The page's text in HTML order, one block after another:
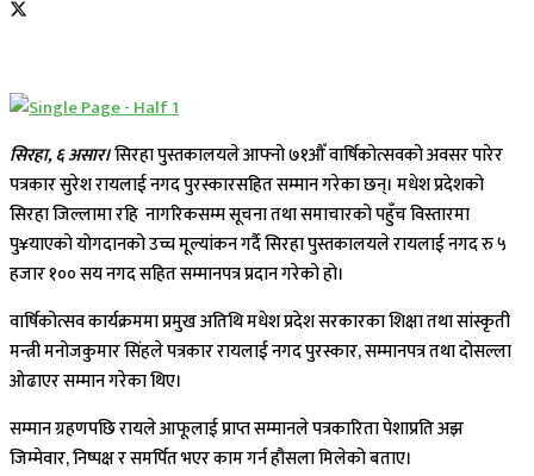
सिरहा, ६ असार।सिरहा पुस्तकालयले आफ्नो ७१औँ वार्षिकोत्सवको अवसर पारेर
पत्रकार सुरेश रायलाई नगद पुरस्कारसहित सम्मान गरेका छन्। मधेश प्रदेशको
सिरहा जिल्लामा रहि नागरिकसम्म सूचना तथा समाचारको पहुँच विस्तारमा
पु¥याएको योगदानको उच्च मूल्यांकन गर्दै सिरहा पुस्तकालयले रायलाई नगद रु ५
हजार १०० सय नगद सहित सम्मानपत्र प्रदान गरेको हो।
वार्षिकोत्सव कार्यक्रममा प्रमुख अतिथि मधेश प्रदेश सरकारका शिक्षा तथा सांस्कृती
मन्त्री मनोजकुमार सिंहले पत्रकार रायलाई नगद पुरस्कार, सम्मानपत्र तथा दोसल्ला
ओढाएर सम्मान गरेका थिए।
सम्मान ग्रहणपछि रायले आफूलाई प्राप्त सम्मानले पत्रकारिता पेशाप्रति अझ
जिम्मेवार, निष्पक्ष र समर्पित भएर काम गर्न हौसला मिलेको बताए।